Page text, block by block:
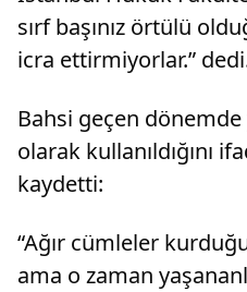
sırf başınız örtülü
icra ettirmiyorlar.”
Bahsi geçen dönemde
olarak kullanıldığını
kaydetti:
“Ağır cümleler
ama o zaman